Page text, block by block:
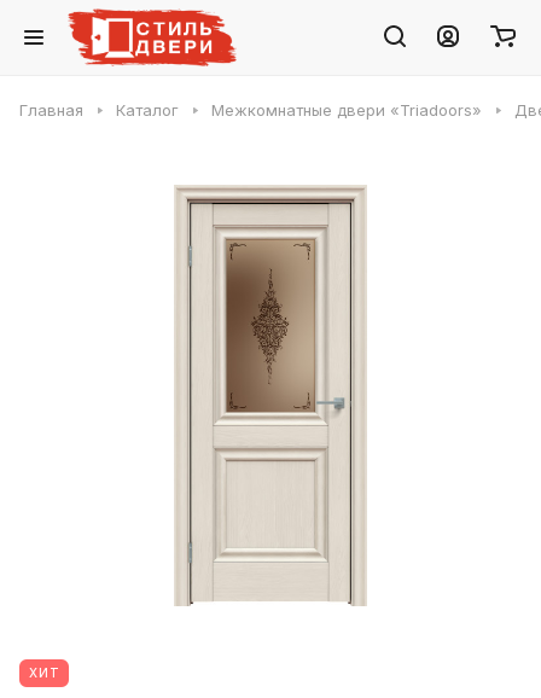
Главная Каталог Межкомнатные двери «Triadoors»
ХИТ